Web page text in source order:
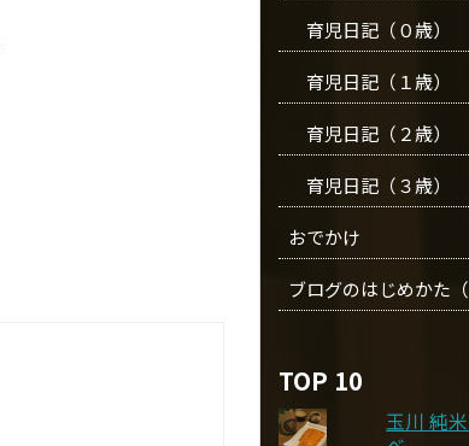
育児日記（０歳）
育児日記（１歳）
育児日記（２歳）
育児日記（３歳）
おでかけ
ブログのはじめかた（
TOP 10
玉川 純